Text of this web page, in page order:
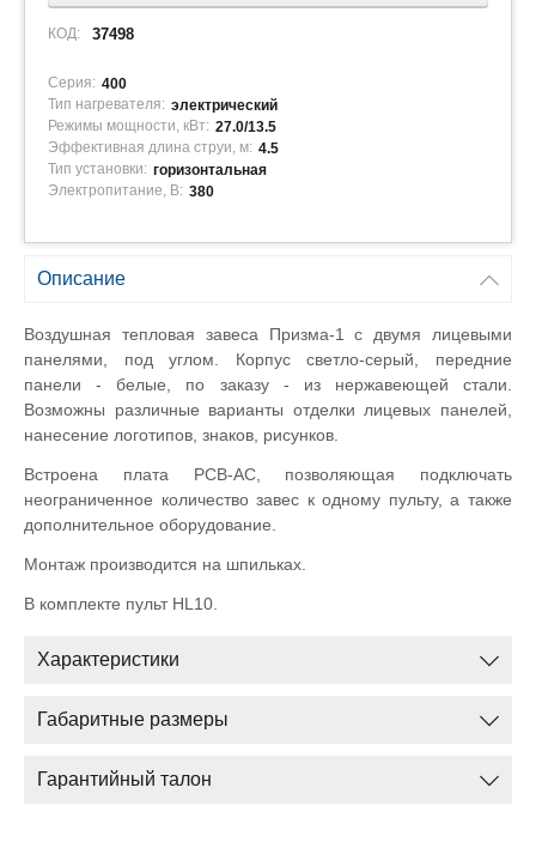
КОД: 37498
Серия: 400
Тип нагревателя: электрический
Режимы мощности, кВт: 27.0/13.5
Эффективная длина струи, м: 4.5
Тип установки: горизонтальная
Электропитание, В: 380
Описание
Воздушная тепловая завеса Призма-1 с двумя лицевыми
панелями, под углом. Корпус светло-серый, передние
панели - белые, по заказу - из нержавеющей стали.
Возможны различные варианты отделки лицевых панелей,
нанесение логотипов, знаков, рисунков.
Встроена плата PCB-AC, позволяющая подключать
неограниченное количество завес к одному пульту, а также
дополнительное оборудование.
Монтаж производится на шпильках.
В комплекте пульт HL10.
Характеристики
Габаритные размеры
Гарантийный талон